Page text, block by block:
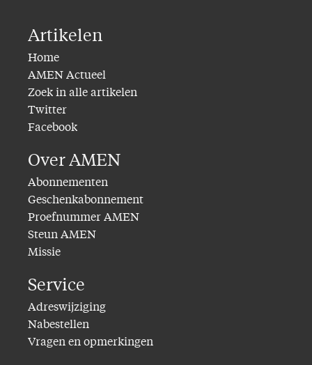
Artikelen
Home
AMEN Actueel
Zoek in alle artikelen
Twitter
Facebook
Over AMEN
Abonnementen
Geschenkabonnement
Proefnummer AMEN
Steun AMEN
Missie
Service
Adreswijziging
Nabestellen
Vragen en opmerkingen